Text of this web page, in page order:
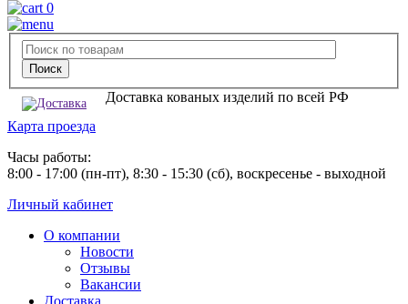
0
Доставка кованых изделий по всей РФ
Карта проезда
Часы работы:
8:00 - 17:00 (пн-пт), 8:30 - 15:30 (сб), воскресенье - выходной
Личный кабинет
О компании
Новости
Отзывы
Вакансии
Доставка